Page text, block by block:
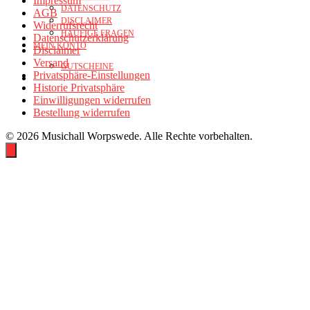
DATENSCHUTZ
DISCLAIMER
HÄUFIGE FRAGEN
MEIN KONTO
GUTSCHEINE
AGB
Widerrufsrecht
Datenschutzerklärung
Disclaimer
Versand
Privatsphäre-Einstellungen
Historie Privatsphäre
Einwilligungen widerrufen
Bestellung widerrufen
© 2026 Musichall Worpswede. Alle Rechte vorbehalten.